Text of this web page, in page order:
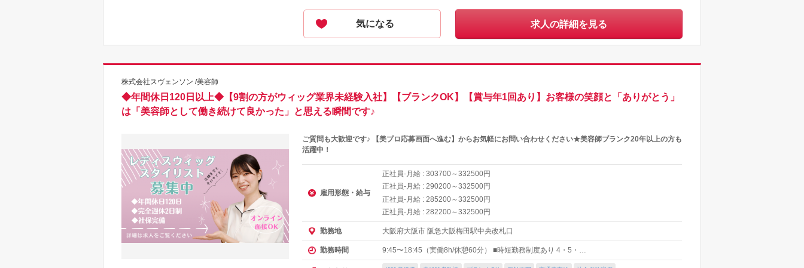
気になる 求人の詳細を見る
株式会社スヴェンソン /美容師
◆年間休日120日以上◆【9割の方がウィッグ業界未経験入社】【ブランクOK】【賞与年1回あり】お客様の笑顔と「ありがとう」
は「美容師として働き続けて良かった」と思える瞬間です♪
ご質問も大歓迎です♪ 【美プロ応募画面へ進む】からお気軽にお問い合わせください★美容師ブランク20年以上の方も
活躍中！
雇用形態・給与
正社員-月給 : 303700～332500円
正社員-月給 : 290200～332500円
正社員-月給 : 285200～332500円
正社員-月給 : 282200～332500円
勤務地 大阪府大阪市 阪急大阪梅田駅中央改札口
勤務時間 9:45〜18:45（実働8h/休憩60分） ■時短勤務制度あり 4・5・…